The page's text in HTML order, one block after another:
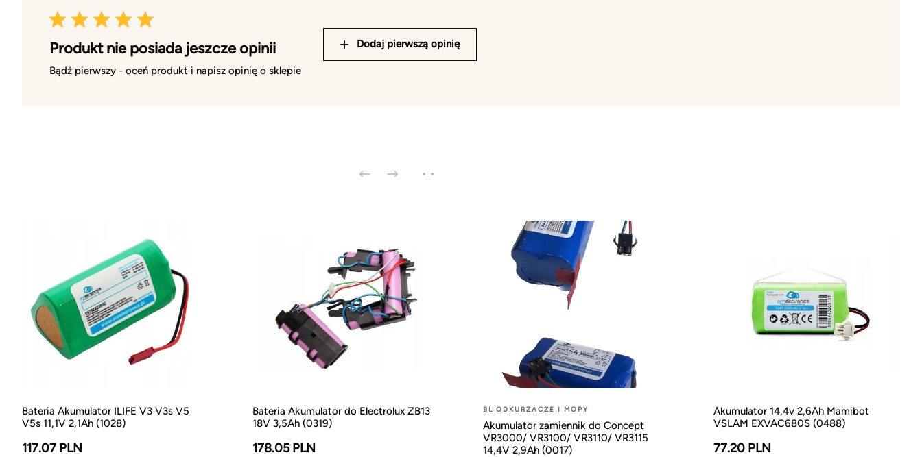
Produkt nie posiada jeszcze opinii
Bądź pierwszy - oceń produkt i napisz opinię o sklepie
Dodaj pierwszą opinię
Bateria Akumulator ILIFE V3 V3s V5
V5s 11,1V 2,1Ah (1028)
117.07 PLN
Bateria Akumulator do Electrolux ZB13
18V 3,5Ah (0319)
178.05 PLN
BL ODKURZACZE I MOPY
Akumulator zamiennik do Concept
VR3000/ VR3100/ VR3110/ VR3115
14,4V 2,9Ah (0017)
Akumulator 14,4v 2,6Ah Mamibot
VSLAM EXVAC680S (0488)
77.20 PLN